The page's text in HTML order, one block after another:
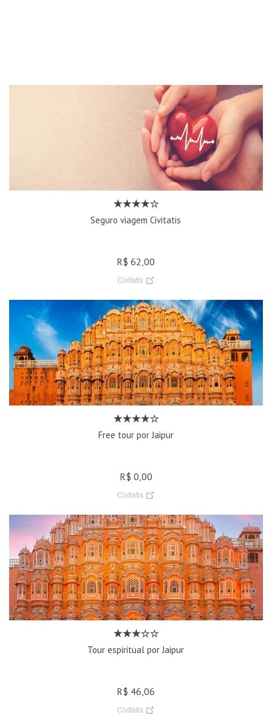
Seguro viagem Civitatis
R$ 62,00
Civitatis
Free tour por Jaipur
R$ 0,00
Civitatis
Tour espiritual por Jaipur
R$ 46,06
Civitatis